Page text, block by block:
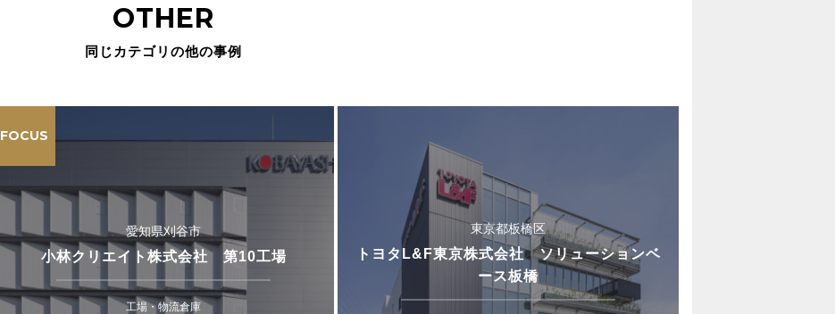
OTHER
同じカテゴリの他の事例
FOCUS
愛知県刈谷市
小林クリエイト株式会社 第10工場
工場・物流倉庫
東京都板橋区
トヨタL&F東京株式会社 ソリューションベ
ース板橋